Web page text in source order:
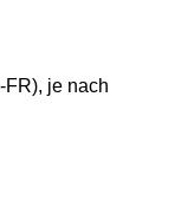
FR), je nach